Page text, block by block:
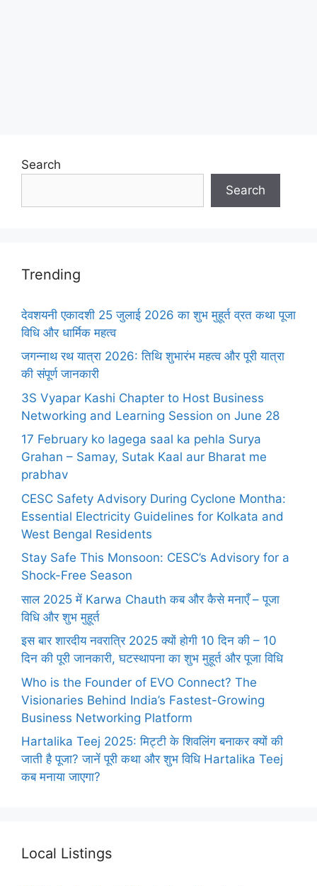
Search
Search
Trending
देवशयनी एकादशी 25 जुलाई 2026 का शुभ मुहूर्त व्रत कथा पूजा
विधि और धार्मिक महत्व
जगन्नाथ रथ यात्रा 2026: तिथि शुभारंभ महत्व और पूरी यात्रा
की संपूर्ण जानकारी
3S Vyapar Kashi Chapter to Host Business
Networking and Learning Session on June 28
17 February ko lagega saal ka pehla Surya
Grahan – Samay, Sutak Kaal aur Bharat me
prabhav
CESC Safety Advisory During Cyclone Montha:
Essential Electricity Guidelines for Kolkata and
West Bengal Residents
Stay Safe This Monsoon: CESC’s Advisory for a
Shock-Free Season
साल 2025 में Karwa Chauth कब और कैसे मनाएँ – पूजा
विधि और शुभ मुहूर्त
इस बार शारदीय नवरात्रि 2025 क्यों होगी 10 दिन की – 10
दिन की पूरी जानकारी, घटस्थापना का शुभ मुहूर्त और पूजा विधि
Who is the Founder of EVO Connect? The
Visionaries Behind India’s Fastest-Growing
Business Networking Platform
Hartalika Teej 2025: मिट्टी के शिवलिंग बनाकर क्यों की
जाती है पूजा? जानें पूरी कथा और शुभ विधि Hartalika Teej
कब मनाया जाएगा?
Local Listings